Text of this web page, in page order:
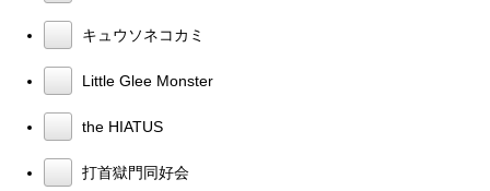
キュウソネコカミ
Little Glee Monster
the HIATUS
打首獄門同好会